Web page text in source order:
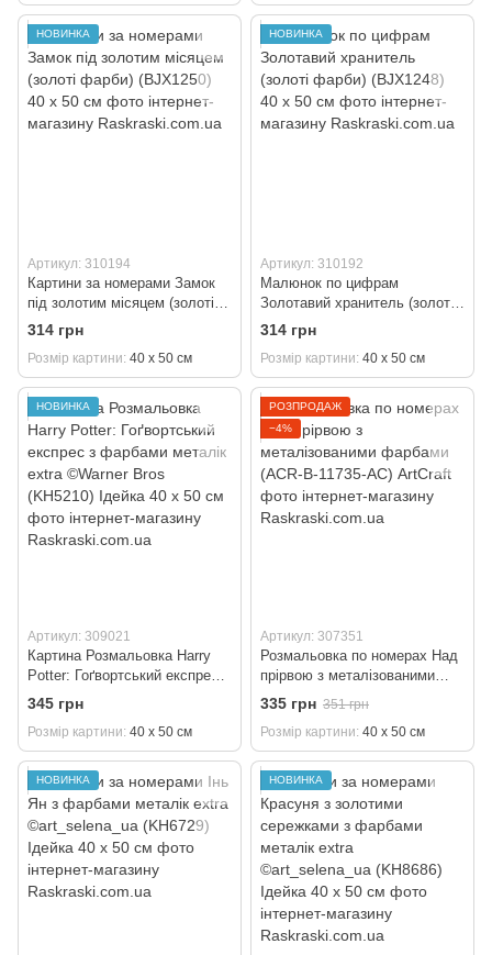
НОВИНКА
Артикул: 310194
Картини за номерами Замок
під золотим місяцем (золоті
фарби) (BJX1250) 40 х 50 см
314 грн
Розмір картини 40 х 50 см
НОВИНКА
Артикул: 310192
Малюнок по цифрам
Золотавий хранитель (золоті
фарби) (BJX1248) 40 х 50 см
314 грн
Розмір картини 40 х 50 см
НОВИНКА
Артикул: 309021
Картина Розмальовка Harry
Potter: Гоґвортський експрес з
фарбами металік extra
©Warner Bros (KH5210) Ідейка
40 х 50 см
345 грн
Розмір картини 40 х 50 см
РОЗПРОДАЖ
−4%
Артикул: 307351
Розмальовка по номерах Над
прірвою з металізованими
фарбами (ACR-B-11735-AC)
ArtCraft
335 грн 351 грн
Розмір картини 40 х 50 см
НОВИНКА НОВИНКА